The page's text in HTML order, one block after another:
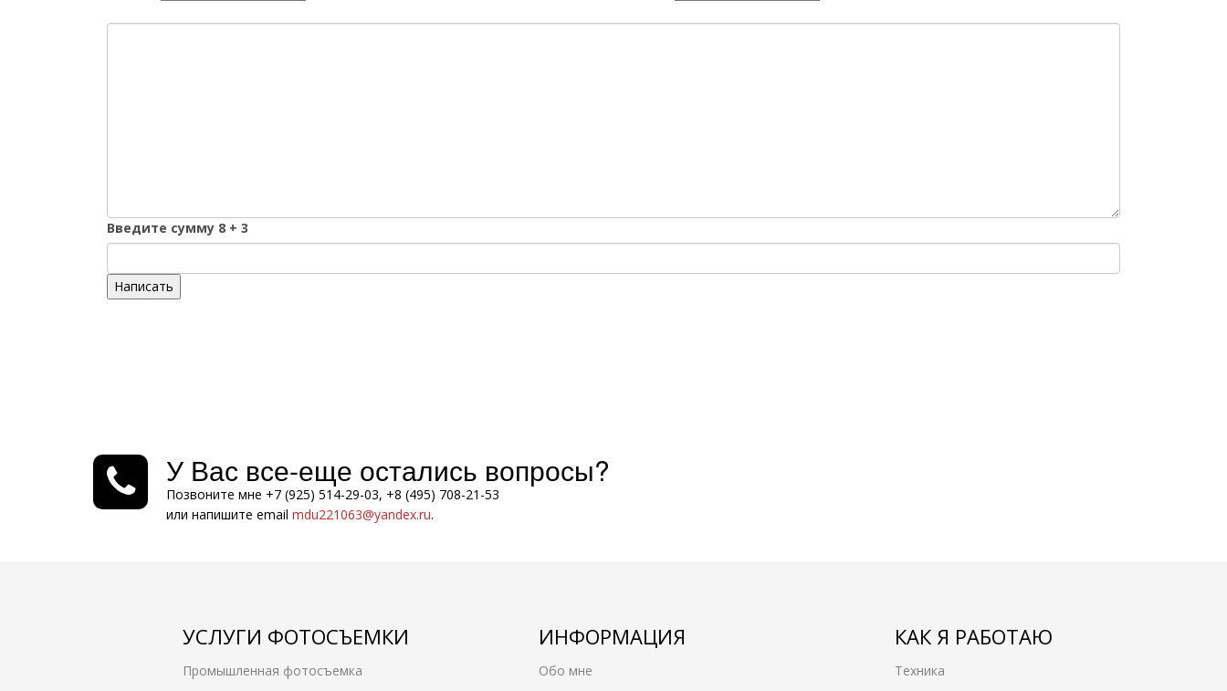
Введите сумму 8 + 3
Написать
У Вас все-еще остались вопросы?
Позвоните мне +7 (925) 514-29-03, +8 (495) 708-21-53
или напишите email mdu221063@yandex.ru.
УСЛУГИ ФОТОСЪЕМКИ
Промышленная фотосъемка
ИНФОРМАЦИЯ
Обо мне
КАК Я РАБОТАЮ
Техника